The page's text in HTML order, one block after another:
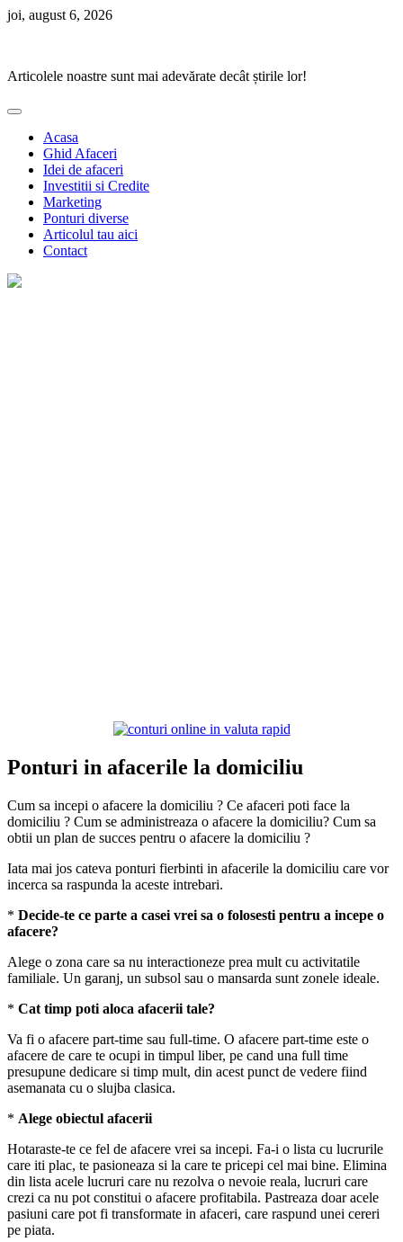
Skip
joi, august 6, 2026
Articolele noastre sunt mai adevărate decât știrile lor!
Acasa
Ghid Afaceri
Idei de afaceri
Investitii si Credite
Marketing
Ponturi diverse
Articolul tau aici
Contact
Ponturi in afacerile la domiciliu
Cum sa incepi o afacere la domiciliu ? Ce afaceri poti face la
domiciliu ? Cum se administreaza o afacere la domiciliu? Cum sa
obtii un plan de succes pentru o afacere la domiciliu ?
Iata mai jos cateva ponturi fierbinti in afacerile la domiciliu care vor
incerca sa raspunda la aceste intrebari.
* Decide-te ce parte a casei vrei sa o folosesti pentru a incepe o
afacere?
Alege o zona care sa nu interactioneze prea mult cu activitatile
familiale. Un garanj, un subsol sau o mansarda sunt zonele ideale.
* Cat timp poti aloca afacerii tale?
Va fi o afacere part-time sau full-time. O afacere part-time este o
afacere de care te ocupi in timpul liber, pe cand una full time
presupune dedicare si timp mult, din acest punct de vedere fiind
asemanata cu o slujba clasica.
* Alege obiectul afacerii
Hotaraste-te ce fel de afacere vrei sa incepi. Fa-i o lista cu lucrurile
care iti plac, te pasioneaza si la care te pricepi cel mai bine. Elimina
din lista acele lucruri care nu rezolva o nevoie reala, lucruri care
crezi ca nu pot constitui o afacere profitabila. Pastreaza doar acele
pasiuni care pot fi transformate in afaceri, care raspund unei cereri
pe piata.